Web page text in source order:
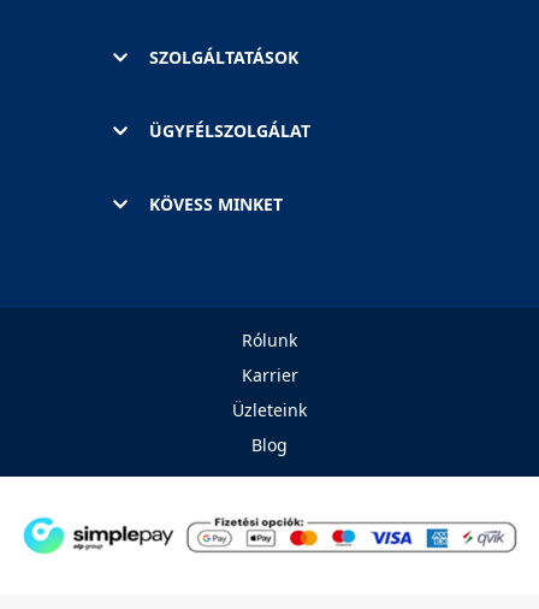
SZOLGÁLTATÁSOK
ÜGYFÉLSZOLGÁLAT
KÖVESS MINKET
Rólunk
Karrier
Üzleteink
Blog